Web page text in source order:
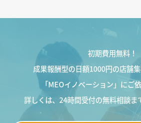
初期費用無料！
成果報酬型の日額1000円の店舗
「MEOイノベーション」にご
詳しくは、24時間受付の無料相談ま